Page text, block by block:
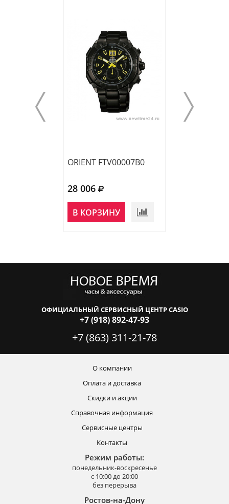
ORIENT FTV00007B0
28 006
В КОРЗИНУ
ОФИЦИАЛЬНЫЙ СЕРВИСНЫЙ ЦЕНТР CASIO
+7 (918) 892-47-93
+7 (863) 311-21-78
О компании
Оплата и доставка
Скидки и акции
Справочная информация
Сервисные центры
Контакты
Режим работы:
понедельник-воскресенье
с 10:00 до 20:00
без перерыва
Ростов-на-Дону